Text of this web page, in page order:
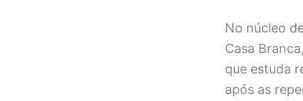
No núcleo
Casa
que estuda
após as